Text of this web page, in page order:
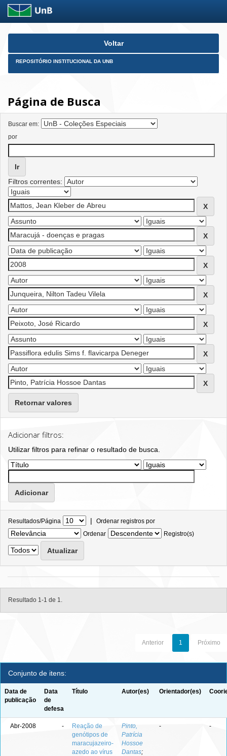
Skip
Voltar
REPOSITÓRIO INSTITUCIONAL DA UNB
Página de Busca
Buscar em:
por
Filtros correntes:
Retornar valores
Adicionar filtros:
Utilizar filtros para refinar o resultado de busca.
Resultados/Página | Ordenar registros por
Ordenar
Registro(s)
Resultado 1-1 de 1.
Anterior 1 Próximo
Conjunto de itens:
Data de
publicação
Data
de
defesa
Título Autor(es) Orientador(es)
Abr-2008 -
Reação de
genótipos de
maracujazeiro-
azedo ao vírus
Pinto,
Patrícia
Hossoe
Dantas;
- -